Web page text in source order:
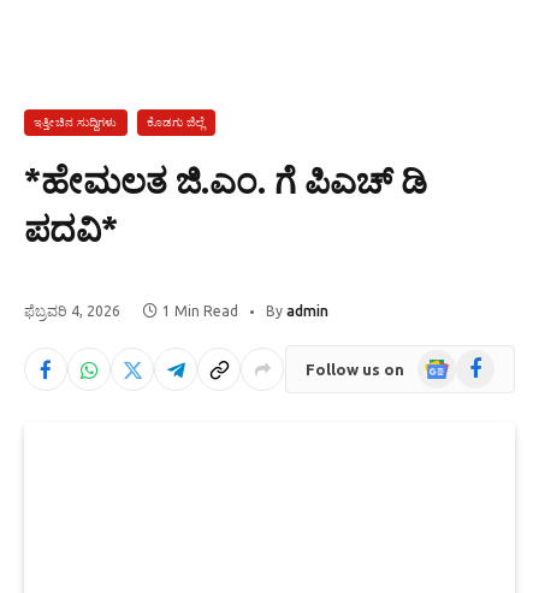
ಇತ್ತೀಚಿನ ಸುದ್ದಿಗಳು ಕೊಡಗು ಜಿಲ್ಲೆ
*ಹೇಮಲತ ಜಿ.ಎಂ. ಗೆ ಪಿಎಚ್ ಡಿ
ಪದವಿ*
ಫೆಬ್ರವರಿ 4, 2026 1 Min Read By admin
Follow us on
GoogleFacebook